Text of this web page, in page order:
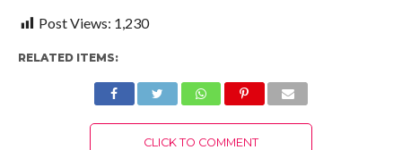
Post Views: 1,230
RELATED ITEMS:
CLICK TO COMMENT